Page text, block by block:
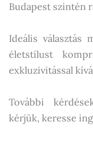
Budapest szintén
Ideális választás
életstílust
exkluzivitással
További
kérjük, keresse